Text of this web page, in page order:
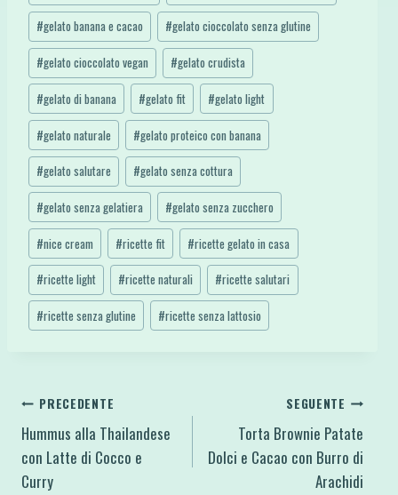
#gelato banana e cacao #gelato cioccolato senza glutine
#gelato cioccolato vegan #gelato crudista
#gelato di banana #gelato fit #gelato light
#gelato naturale #gelato proteico con banana
#gelato salutare #gelato senza cottura
#gelato senza gelatiera #gelato senza zucchero
#nice cream #ricette fit #ricette gelato in casa
#ricette light #ricette naturali #ricette salutari
#ricette senza glutine #ricette senza lattosio
Navigazione
articoli
PRECEDENTE
Hummus alla Thailandese
con Latte di Cocco e
Curry
SEGUENTE
Torta Brownie Patate
Dolci e Cacao con Burro di
Arachidi